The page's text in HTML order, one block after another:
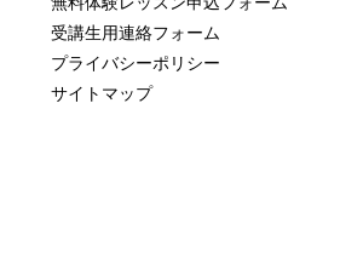
受講生用連絡フォーム
プライバシーポリシー
サイトマップ